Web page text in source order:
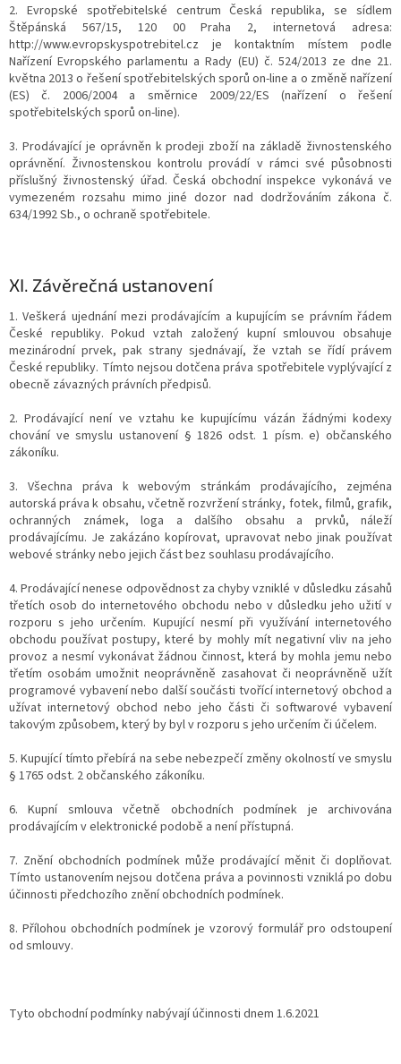
2. Evropské spotřebitelské centrum Česká republika, se sídlem
Štěpánská 567/15, 120 00 Praha 2, internetová adresa:
http://www.evropskyspotrebitel.cz je kontaktním místem podle
Nařízení Evropského parlamentu a Rady (EU) č. 524/2013 ze dne 21.
května 2013 o řešení spotřebitelských sporů on-line a o změně nařízení
(ES) č. 2006/2004 a směrnice 2009/22/ES (nařízení o řešení
spotřebitelských sporů on-line).
3. Prodávající je oprávněn k prodeji zboží na základě živnostenského
oprávnění. Živnostenskou kontrolu provádí v rámci své působnosti
příslušný živnostenský úřad. Česká obchodní inspekce vykonává ve
vymezeném rozsahu mimo jiné dozor nad dodržováním zákona č.
634/1992 Sb., o ochraně spotřebitele.
XI. Závěrečná ustanovení
1. Veškerá ujednání mezi prodávajícím a kupujícím se právním řádem
České republiky. Pokud vztah založený kupní smlouvou obsahuje
mezinárodní prvek, pak strany sjednávají, že vztah se řídí právem
České republiky. Tímto nejsou dotčena práva spotřebitele vyplývající z
obecně závazných právních předpisů.
2. Prodávající není ve vztahu ke kupujícímu vázán žádnými kodexy
chování ve smyslu ustanovení § 1826 odst. 1 písm. e) občanského
zákoníku.
3. Všechna práva k webovým stránkám prodávajícího, zejména
autorská práva k obsahu, včetně rozvržení stránky, fotek, filmů, grafik,
ochranných známek, loga a dalšího obsahu a prvků, náleží
prodávajícímu. Je zakázáno kopírovat, upravovat nebo jinak používat
webové stránky nebo jejich část bez souhlasu prodávajícího.
4. Prodávající nenese odpovědnost za chyby vzniklé v důsledku zásahů
třetích osob do internetového obchodu nebo v důsledku jeho užití v
rozporu s jeho určením. Kupující nesmí při využívání internetového
obchodu používat postupy, které by mohly mít negativní vliv na jeho
provoz a nesmí vykonávat žádnou činnost, která by mohla jemu nebo
třetím osobám umožnit neoprávněně zasahovat či neoprávněně užít
programové vybavení nebo další součásti tvořící internetový obchod a
užívat internetový obchod nebo jeho části či softwarové vybavení
takovým způsobem, který by byl v rozporu s jeho určením či účelem.
5. Kupující tímto přebírá na sebe nebezpečí změny okolností ve smyslu
§ 1765 odst. 2 občanského zákoníku.
6. Kupní smlouva včetně obchodních podmínek je archivována
prodávajícím v elektronické podobě a není přístupná.
7. Znění obchodních podmínek může prodávající měnit či doplňovat.
Tímto ustanovením nejsou dotčena práva a povinnosti vzniklá po dobu
účinnosti předchozího znění obchodních podmínek.
8. Přílohou obchodních podmínek je vzorový formulář pro odstoupení
od smlouvy.
Tyto obchodní podmínky nabývají účinnosti dnem 1.6.2021